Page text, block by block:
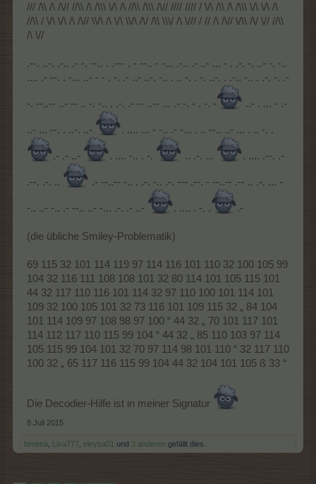
/// /\\ /\ /\// //\\ /\ /\\\ \/\ /\ //\\ /\\\ /\// //// //// / \/\ /\\ /\ /\\\ \/\ \/\ /\
//\\ / \/\ \/\ /\ /\// \\/\ /\ \/\ \\/\ /\/ /\\ \\\/ /\ \/// / // /\ /\// \/\\ /\/ \// //\\
/\ \//
.--. ..-. .-.. .- -. --.. . .--- . - --.. - -... .-.. .- ..- ... - . .-. -. ..- -. -..
.... .- --. . -... ..- - - . -. .- ..- ..-. -.. . .. -. . -. ..-. . .-.. -.. . .-. -. .-
-. --..-- ..- -- .. -. -.. . .-. .- -- ..-- ... .- -. - . -. - ..- . ... - .-
..- ... --. . ..-. ..- . .... ... - -.. .- -... . .. --.. ..- ... . .. -. .
.- .- ..- . .... -.. . -. .. .-. ... . .... .--. .-
.--. .-. .. .- --..-- -.. . .-. -.. .-. --- .--. - --..-- .-- .. .-. ... -
-.. ..- -.. .- --.. ..- -... .-. .- ..- . .... . -. . .-
(die übliche Smiley-Problematik)
69 115 32 101 114 119 97 114 116 101 110 32 100 105 99
104 32 116 111 108 108 101 32 80 114 101 105 115 101
44 32 117 110 116 101 114 32 97 110 100 101 114 101
109 32 100 105 101 32 73 116 101 109 115 32 „ 84 104
101 114 109 97 108 98 97 100 “ 44 32 „ 70 101 117 101
114 112 117 110 115 99 104 “ 44 32 „ 85 110 103 97 114
105 115 99 104 101 32 70 97 114 98 101 110 “ 32 117 110
100 32 „ 65 117 116 115 99 104 44 32 104 101 105 ß 33 “
Die Decodier-Hilfe ist in meiner Signatur
8 Juli 2015
bimima Lixa777 eleysa01 und 3 anderen gefällt dies.